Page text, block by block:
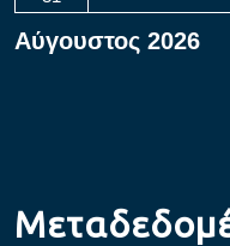
Αύγουστος 2026